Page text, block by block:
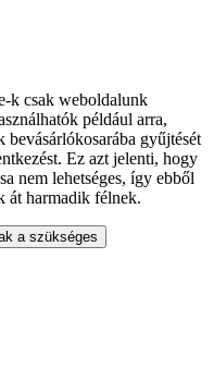
k csak weboldalunk
például arra,
gyűjtését
Ez azt jelenti, hogy
nem lehetséges, így ebből
át harmadik félnek.
a szükséges